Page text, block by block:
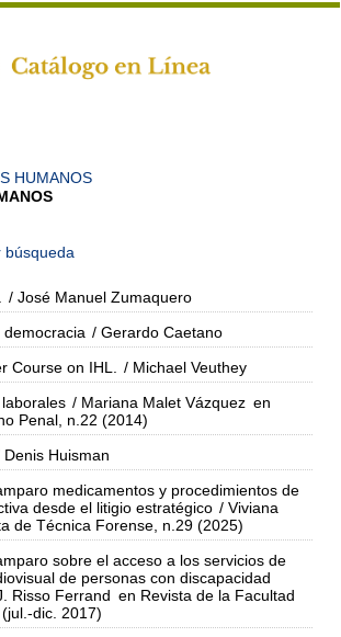
HUMANOS
búsqueda
/ José Manuel Zumaquero
/ Gerardo Caetano
Course on IHL.
/ Michael Veuthey
/ Mariana Malet Vázquez en
Penal, n.22 (2014)
Denis Huisman
medicamentos y procedimientos de
desde el litigio estratégico / Viviana
de Técnica Forense, n.29 (2025)
sobre el acceso a los servicios de
de personas con discapacidad
Risso Ferrand en Revista de la Facultad
dic. 2017)